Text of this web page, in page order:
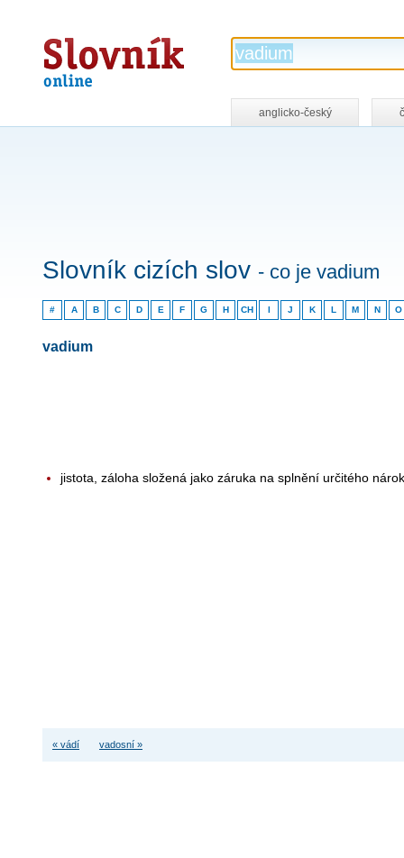
Slovník
online
anglicko-český
Slovník cizích slov - co je vadium
# A B C D E F G H CH I J K L M N O
vadium
jistota, záloha složená jako záruka na splnění určitého
« vádí vadosní »